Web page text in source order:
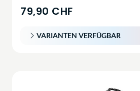
79,90 CHF
VARIANTEN VERFÜGBAR